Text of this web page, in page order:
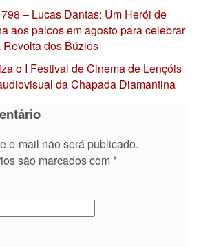
– Lucas Dantas: Um Herói de
aos palcos em agosto para celebrar
Revolta dos Búzios
o I Festival de Cinema de Lençóis
da Chapada Diamantina
e-mail não será publicado.
são marcados com *